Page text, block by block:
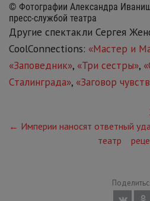
© Фотографии Александра
пресс-службой театра
Другие спектакли Сергея
CoolConnections: «Мастер и
«Заповедник», «Три сестры»,
Сталинграда», «Заговор
← Империи наносят ответный
театр